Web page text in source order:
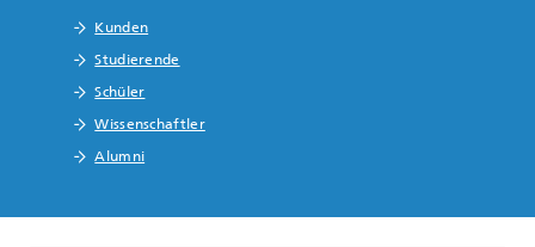
Kunden
Studierende
Schüler
Wissenschaftler
Alumni